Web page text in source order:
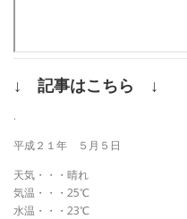
↓ 記事はこちら ↓
.
平成２１年 ５月５日
天気・・・晴れ
気温・・・25℃
水温・・・23℃